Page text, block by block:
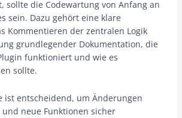
sollte die Codewartung von Anfang an
sein. Dazu gehört eine klare
Kommentieren der zentralen Logik
grundlegender Dokumentation, die
funktioniert und wie es
sollte.
ist entscheidend, um Änderungen
neue Funktionen sicher